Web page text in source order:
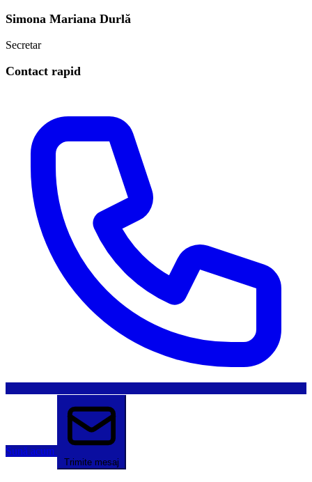
Simona Mariana Durlă
Secretar
Contact rapid
Sună acum
Trimite mesaj